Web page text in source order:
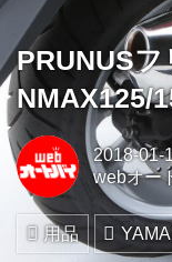
PRUNUS
NMAX125/
2018-01-
webオー
用品